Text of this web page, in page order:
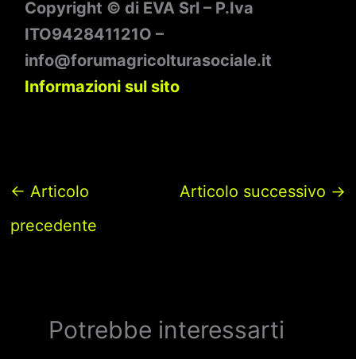
Copyright © di EVA Srl – P.Iva
ITO942841121O –
info@forumagricolturasociale.it
Informazioni sul sito
← Articolo
precedente
Articolo successivo →
Potrebbe interessarti